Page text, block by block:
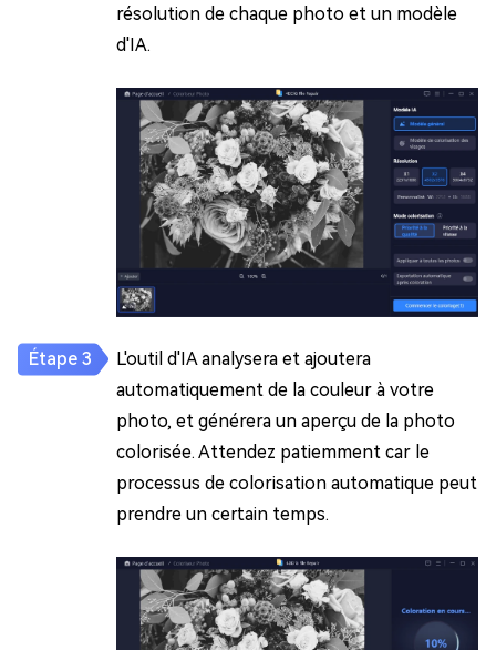
résolution de chaque photo et un modèle
d'IA.
L'outil d'IA analysera et ajoutera
automatiquement de la couleur à votre
photo, et générera un aperçu de la photo
colorisée. Attendez patiemment car le
processus de colorisation automatique peut
prendre un certain temps.